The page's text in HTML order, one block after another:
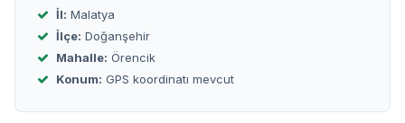
İl: Malatya
İlçe: Doğanşehir
Mahalle: Örencik
Konum: GPS koordinatı mevcut